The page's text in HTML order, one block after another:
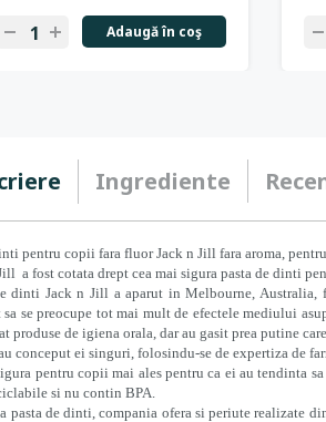
Adaugă în coş
+
- -
Ingrediente
pentru copii fara fluor Jack n Jill fara aroma,
a fost cotata drept cea mai sigura pasta de dinti
dinti Jack n Jill a aparut in Melbourne,
sa se preocupe tot mai mult de efectele mediului
produse de igiena orala, dar au gasit prea putine
conceput ei singuri, folosindu-se de expertiza de
pentru copii mai ales pentru ca ei au tendinta
si nu contin BPA.
pasta de dinti, compania ofera si periute realizate